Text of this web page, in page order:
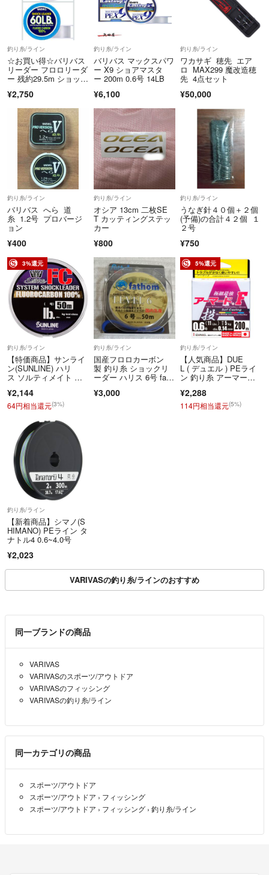
釣り糸/ライン
☆お買い得☆バリバス
リーダー フロロリーダ
ー 残約29.5m ショック
¥2,750
釣り糸/ライン
バリバス マックスパワ
ー X9 ショアマスタ
ー 200m 0.6号 14LB
¥6,100
釣り糸/ライン
ワカサギ 穂先 エア
ロ MAX299 魔改造穂
先 4点セット
¥50,000
釣り糸/ライン
バリバス へら 道
糸 1.2号 プロバージ
ョン
¥400
釣り糸/ライン
オシア 13cm 二枚SE
T カッティングステッ
カー
¥800
釣り糸/ライン
うなぎ針４０個＋２個
(予備)の合計４２個 １
２号
¥750
3%還元
釣り糸/ライン
【特価商品】サンライ
ン(SUNLINE) ハリ
ス ソルティメイト シ
¥2,144
64円相当還元(3%)
釣り糸/ライン
国産フロロカーボン
製 釣り糸 ショックリ
ーダー ハリス 6号 fath
6 22lb 50m
¥3,000
5%還元
釣り糸/ライン
【人気商品】DUE
L ( デュエル ) PEライ
ン 釣り糸 アーマー
¥2,288
114円相当還元(5%)
釣り糸/ライン
【新着商品】シマノ(S
HIMANO) PEライン タ
ナトル4 0.6~4.0号
¥2,023
VARIVASの釣り糸/ラインのおすすめ
同一ブランドの商品
VARIVAS
VARIVASのスポーツ/アウトドア
VARIVASのフィッシング
VARIVASの釣り糸/ライン
同一カテゴリの商品
スポーツ/アウトドア
スポーツ/アウトドア › フィッシング
スポーツ/アウトドア › フィッシング › 釣り糸/ライン